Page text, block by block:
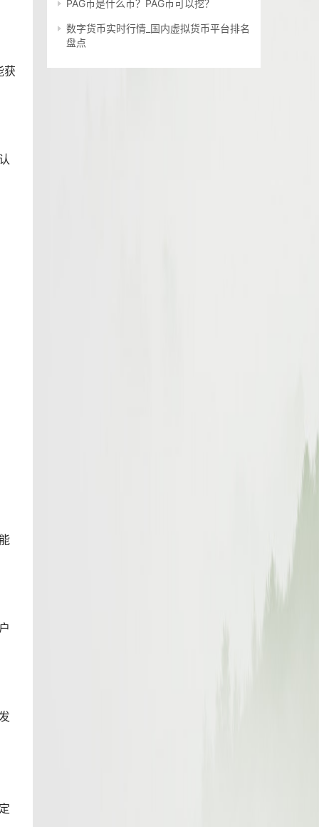
获
PAG币是什么币？PAG币可以挖？
数字货币实时行情_国内虚拟货币平台排名
盘点